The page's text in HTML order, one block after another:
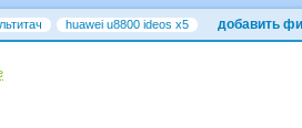
huawei u8800 ideos x5 добавить